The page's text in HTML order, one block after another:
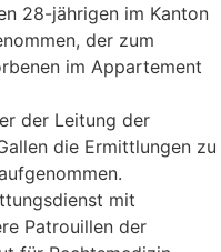
28-jährigen im Kanton
der zum
im Appartement
der Leitung der
die Ermittlungen zu
mit
Patrouillen der